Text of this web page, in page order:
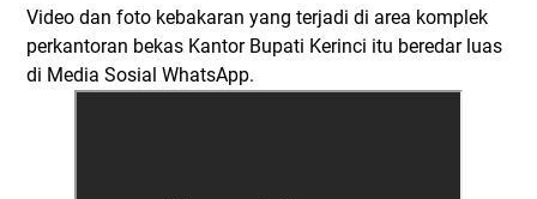
Video dan foto kebakaran yang terjadi di area komplek
perkantoran bekas Kantor Bupati Kerinci itu beredar luas
di Media Sosial WhatsApp.